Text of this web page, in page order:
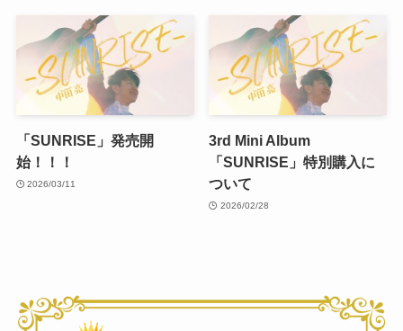
「SUNRISE」発売開
始！！！
2026/03/11
3rd Mini Album
「SUNRISE」特別購入に
ついて
2026/02/28